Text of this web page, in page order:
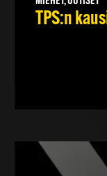
TPS:n